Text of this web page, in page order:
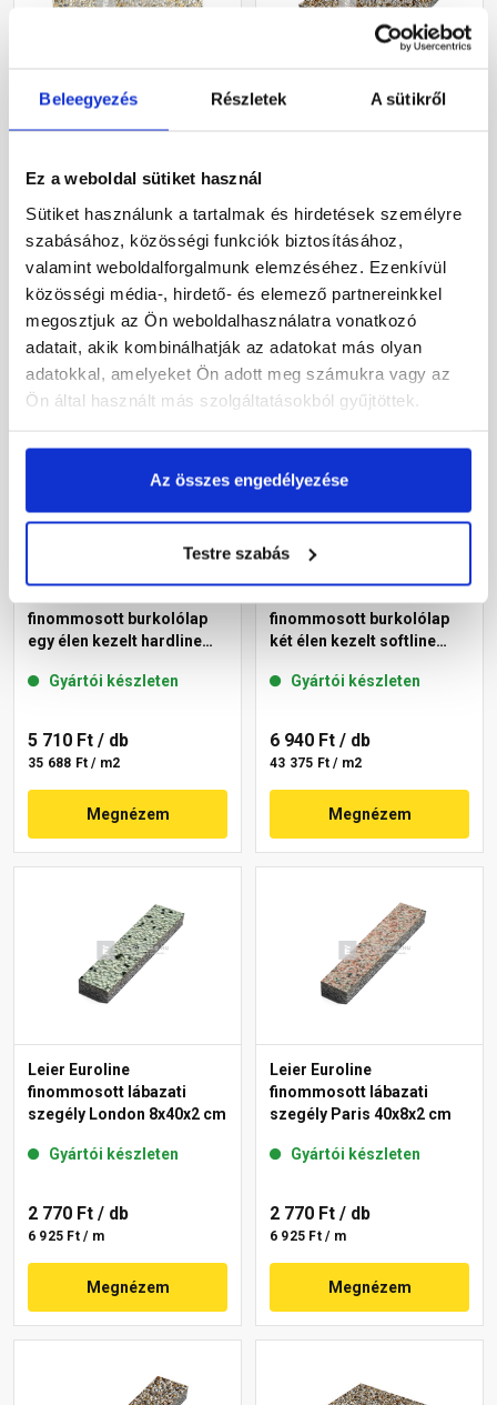
Beleegyezés Részletek A sütikről
Ez a weboldal sütiket használ
Sütiket használunk a tartalmak és hirdetések személyre
szabásához, közösségi funkciók biztosításához,
valamint weboldalforgalmunk elemzéséhez. Ezenkívül
közösségi média-, hirdető- és elemező partnereinkkel
megosztjuk az Ön weboldalhasználatra vonatkozó
adatait, akik kombinálhatják az adatokat más olyan
adatokkal, amelyeket Ön adott meg számukra vagy az
Ön által használt más szolgáltatásokból gyűjtöttek.
Az összes engedélyezése
Testre szabás
50x50x3,8 cm
Gyártói készleten
1 610 Ft/ db
6 440 Ft / m2
Megnézem
Gyártói készleten
6 940 Ft/ db
43 375 Ft / m2
Megnézem
finommosott burkolólap
egy élen kezelt hardline
Gyártói készleten
5 710 Ft / db
35 688 Ft / m2
Megnézem
finommosott burkolólap
két élen kezelt softline
Gyártói készleten
6 940 Ft / db
43 375 Ft / m2
Megnézem
Leier Euroline
finommosott lábazati
szegély London 8x40x2 cm
Gyártói készleten
2 770 Ft / db
6 925 Ft / m
Megnézem
Leier Euroline
finommosott lábazati
szegély Paris 40x8x2 cm
Gyártói készleten
2 770 Ft / db
6 925 Ft / m
Megnézem